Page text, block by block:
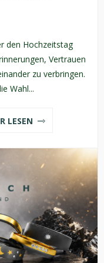
den Hochzeitstag
Vertrauen
zu verbringen.
Wahl...
LESEN